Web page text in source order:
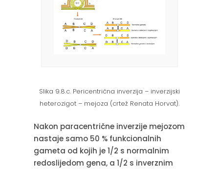
Slika 9.8.c. Pericentrična inverzija – inverzijski
heterozigot – mejoza (crtež Renata Horvat).
Nakon paracentrične inverzije mejozom
nastaje samo 50 % funkcionalnih
gameta od kojih je 1/2 s normalnim
redoslijedom gena, a 1/2 s inverznim